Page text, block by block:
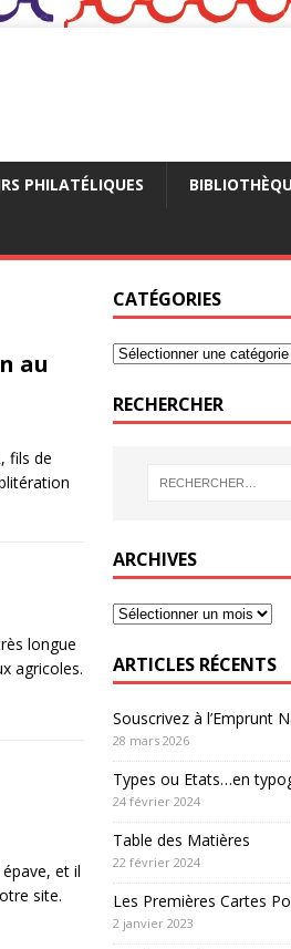
PHILATÉLIQUES
au
fils de
longue
agricoles.
et il
site.
CATÉGORIES
RECHERCHER
ARCHIVES
ARTICLES RÉCENTS
Souscrivez à l’Emprunt
28 mars 2026
Types ou Etats…en
24 février 2024
Table des Matières
22 février 2024
Les Premières Cartes
2 janvier 2023